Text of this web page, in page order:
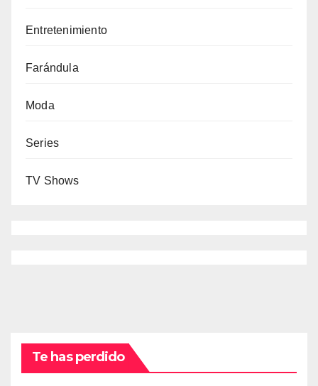
Entretenimiento
Farándula
Moda
Series
TV Shows
Te has perdido